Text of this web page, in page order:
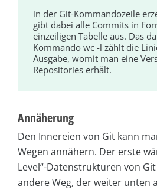
in der Git-Kommandozeile
gibt dabei alle Commits in
einzeiligen Tabelle aus. Das
Kommandowc -l zählt die
Ausgabe, womit man eine
Repositories erhält.
Annäherung
Den Innereien von Git kann
Wegen annähern. Der erste
Level“-Datenstrukturen von
andere Weg, der weiter unten